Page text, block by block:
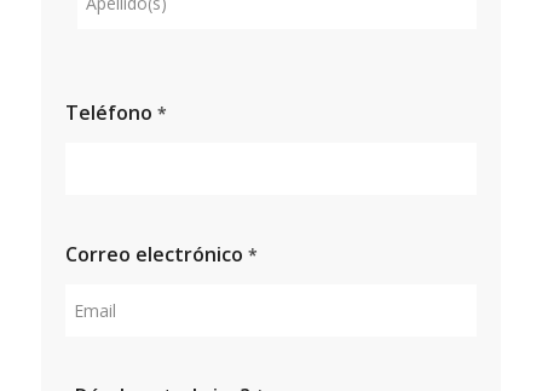
Teléfono *
Correo electrónico *